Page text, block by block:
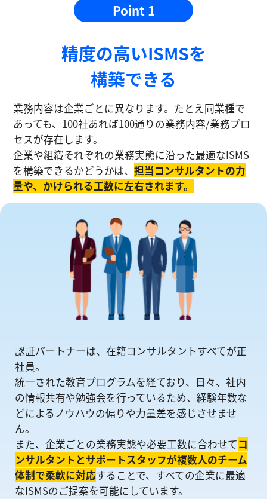
Point 1
精度の⾼いISMSを
構築できる
業務内容は企業ごとに異なります。たとえ同業種で
あっても、100社あれば100通りの業務内容/業務プロ
セスが存在します。
企業や組織それぞれの業務実態に沿った最適なISMS
を構築できるかどうかは、担当コンサルタントの⼒
量や、かけられる工数に左右されます。
認証パートナーは、在籍コンサルタントすべてが正
社員。
統一された教育プログラムを経ており、日々、社内
の情報共有や勉強会を⾏っているため、経験年数な
どによるノウハウの偏りや⼒量差を感じさせませ
ん。
また、企業ごとの業務実態や必要工数に合わせてコ
ンサルタントとサポートスタッフが複数人のチーム
体制で柔軟に対応することで、すべての企業に最適
なISMSのご提案を可能にしています。